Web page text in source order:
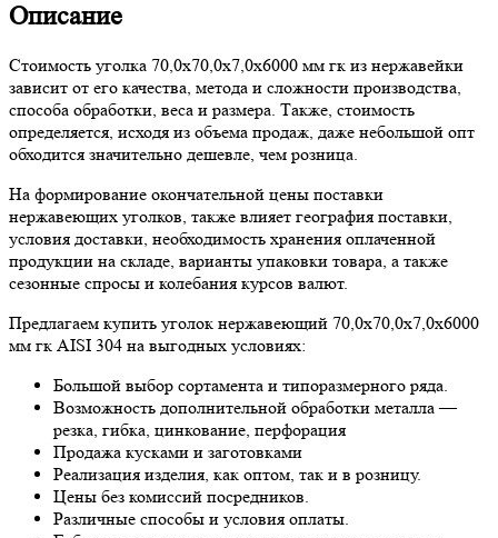
Описание
Стоимость уголка 70,0х70,0х7,0х6000 мм гк из нержавейки
зависит от его качества, метода и сложности производства,
способа обработки, веса и размера. Также, стоимость
определяется, исходя из объема продаж, даже небольшой опт
обходится значительно дешевле, чем розница.
На формирование окончательной цены поставки
нержавеющих уголков, также влияет география поставки,
условия доставки, необходимость хранения оплаченной
продукции на складе, варианты упаковки товара, а также
сезонные спросы и колебания курсов валют.
Предлагаем купить уголок нержавеющий 70,0х70,0х7,0х6000
мм гк AISI 304 на выгодных условиях:
Большой выбор сортамента и типоразмерного ряда.
Возможность дополнительной обработки металла —
резка, гибка, цинкование, перфорация
Продажа кусками и заготовками
Реализация изделия, как оптом, так и в розницу.
Цены без комиссий посредников.
Различные способы и условия оплаты.